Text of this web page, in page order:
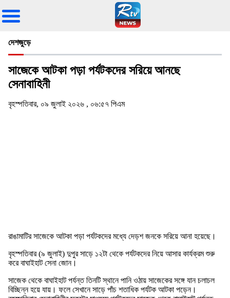
দেশজুড়ে
সাজেকে আটকা পড়া পর্যটকদের সরিয়ে আনছে
সেনাবাহিনী
বৃহস্পতিবার, ০৯ জুলাই ২০২৬ , ০৬:৫৭ পিএম
রাঙামাটির সাজেকে আটকা পড়া পর্যটকদের মধ্যে দেড়শ জনকে সরিয়ে আনা হয়েছে।
বৃহস্পতিবার (৯ জুলাই) দুপুর সাড়ে ১২টা থেকে পর্যটকদের নিয়ে আসার কার্যক্রম শুরু
করে বাঘাইহাট সেনা জোন।
সাজেক থেকে বাঘাইহাট পর্যন্ত তিনটি স্থানে পানি ওঠায় সাজেকের সঙ্গে যান চলাচল
বিচ্ছিন্ন হয়ে যায়। ফলে সেখানে সাড়ে পাঁচ শতাধিক পর্যটক আটকা পড়েন।